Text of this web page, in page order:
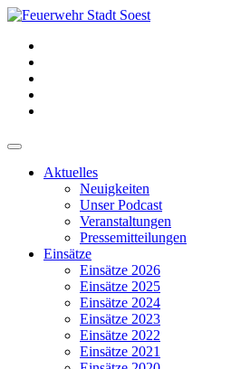
Aktuelles
Neuigkeiten
Unser Podcast
Veranstaltungen
Pressemitteilungen
Einsätze
Einsätze 2026
Einsätze 2025
Einsätze 2024
Einsätze 2023
Einsätze 2022
Einsätze 2021